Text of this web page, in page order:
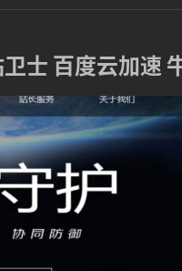
士 百度云加速